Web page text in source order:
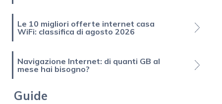
Le 10 migliori offerte internet casa
WiFi: classifica di agosto 2026
Navigazione Internet: di quanti GB al
mese hai bisogno?
Guide